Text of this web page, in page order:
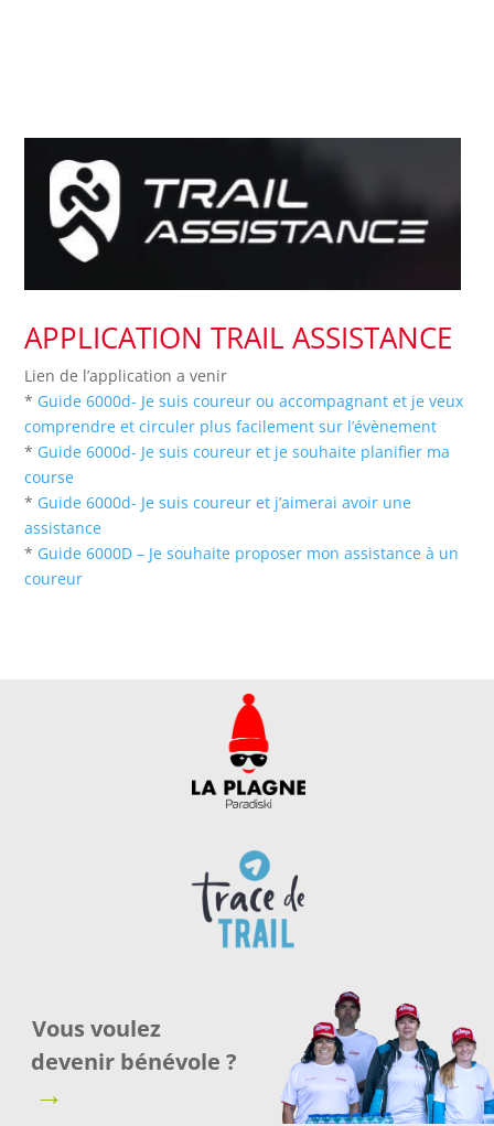
APPLICATION TRAIL ASSISTANCE
Lien de l’application a venir
* Guide 6000d- Je suis coureur ou accompagnant et je veux
comprendre et circuler plus facilement sur l’évènement
* Guide 6000d- Je suis coureur et je souhaite planifier ma
course
* Guide 6000d- Je suis coureur et j’aimerai avoir une
assistance
* Guide 6000D – Je souhaite proposer mon assistance à un
coureur
Vous voulez
devenir bénévole ?
→